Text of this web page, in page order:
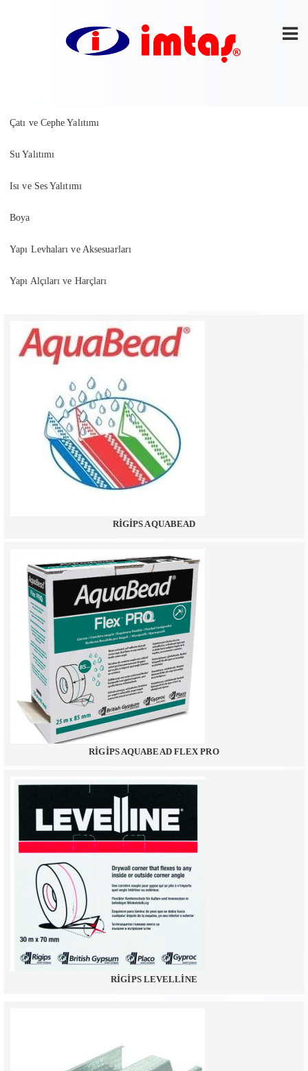
Çatı ve Cephe Yalıtımı
Su Yalıtımı
Isı ve Ses Yalıtımı
Boya
Yapı Levhaları ve Aksesuarları
Yapı Alçıları ve Harçları
RİGİPS AQUABEAD
RİGİPS AQUABEAD FLEX PRO
RİGİPS LEVELLİNE